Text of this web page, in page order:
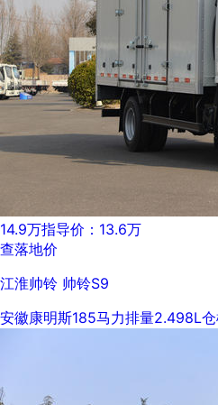
14.9万指导价：13.6万
查落地价
江淮帅铃 帅铃S9
安徽康明斯185马力排量2.498L